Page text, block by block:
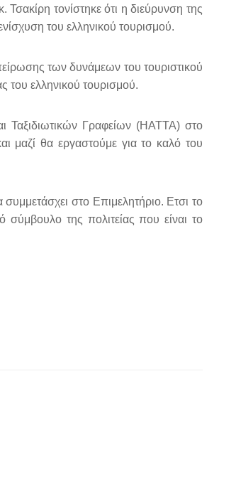
τονίστηκε ότι η διεύρυνση της
του ελληνικού τουρισμού.
των δυνάμεων του τουριστικού
του ελληνικού τουρισμού.
Γραφείων (HATTA) στο
μαζί θα εργαστούμε για το καλό του
στο Επιμελητήριο. Ετσι το
σύμβουλο της πολιτείας που είναι το